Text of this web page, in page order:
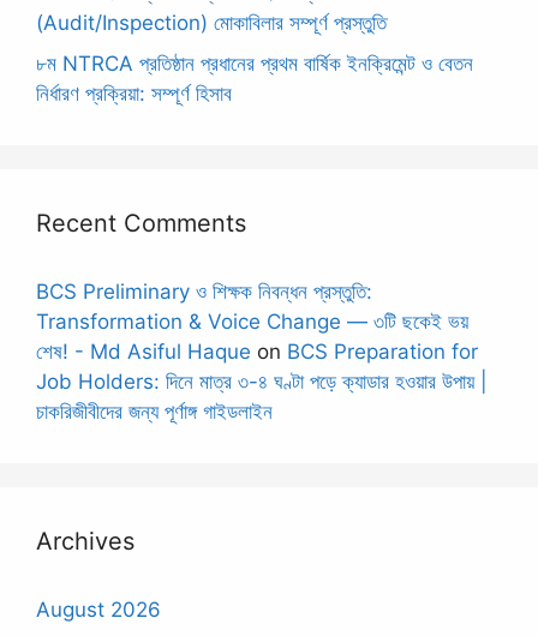
(Audit/Inspection) মোকাবিলার সম্পূর্ণ প্রস্তুতি
৮ম NTRCA প্রতিষ্ঠান প্রধানের প্রথম বার্ষিক ইনক্রিমেন্ট ও বেতন
নির্ধারণ প্রক্রিয়া: সম্পূর্ণ হিসাব
Recent Comments
BCS Preliminary ও শিক্ষক নিবন্ধন প্রস্তুতি:
Transformation & Voice Change — ৩টি ছকেই ভয়
শেষ! - Md Asiful Haque on BCS Preparation for
Job Holders: দিনে মাত্র ৩-৪ ঘণ্টা পড়ে ক্যাডার হওয়ার উপায় |
চাকরিজীবীদের জন্য পূর্ণাঙ্গ গাইডলাইন
Archives
August 2026